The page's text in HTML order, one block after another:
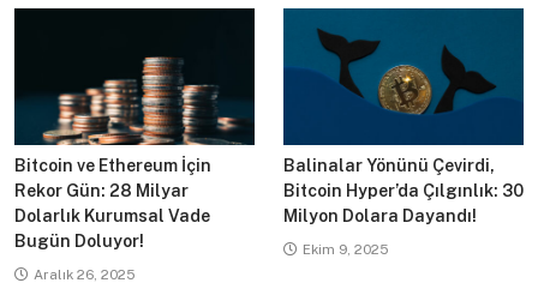
Bitcoin ve Ethereum İçin
Rekor Gün: 28 Milyar
Dolarlık Kurumsal Vade
Bugün Doluyor!
Aralık 26, 2025
Balinalar Yönünü Çevirdi,
Bitcoin Hyper’da Çılgınlık: 30
Milyon Dolara Dayandı!
Ekim 9, 2025